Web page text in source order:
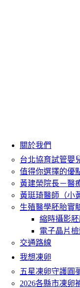
關於我們
台北協育試管嬰
值得你選擇的優
黃建榮院長－醫
黃珽琦醫師（小
生殖醫學胚胎實
縮時攝影
電子晶片
交通路線
我想凍卵
五星凍卵守護圓
2026各縣市凍卵